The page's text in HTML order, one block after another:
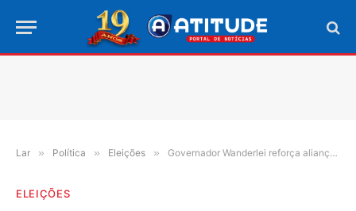
Lar » Política » Eleições » Governador Wanderlei reforça aliança com Wlisses Barros em Palmeirópolis: ‘Estaremos juntos se Deus quiser’
ELEIÇÕES